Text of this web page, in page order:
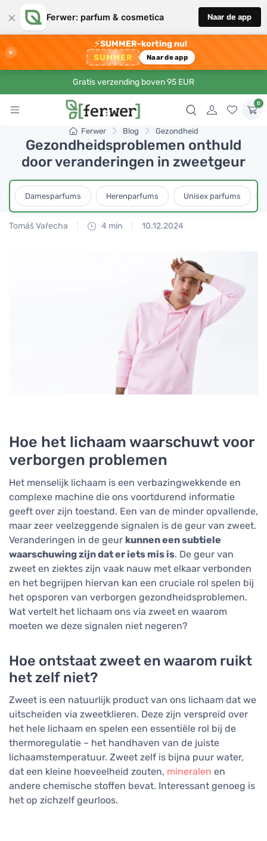
× Ferwer: parfum & cosmetica Naar de app
×
⚡SUMMER-korting nu!
SUMMER Naar de app
Gratis verzending boven 95 EUR
0
Ferwer Blog Gezondheid
Gezondheidsproblemen onthuld
door veranderingen in zweetgeur
Damesparfums Herenparfums Unisex parfums
Tomáš Vařecha 4 min 10.12.2024
Hoe het lichaam waarschuwt voor
verborgen problemen
Het menselijk lichaam is een verbazingwekkende en
complexe machine die ons voortdurend informatie
geeft over zijn toestand. Een van de minder opvallende,
maar zeer veelzeggende signalen is de geur van zweet.
Veranderingen in de geur kunnen een subtiele
waarschuwing zijn dat er iets mis is. De geur van
zweet en ziektes zijn vaak nauw met elkaar verbonden
en het begrijpen hiervan kan een cruciale rol spelen bij
het opsporen van verborgen gezondheidsproblemen.
Wat vertelt het lichaam ons via zweet en waarom
moeten we deze signalen niet negeren?
Hoe ontstaat zweet en waarom ruikt
het zelf niet?
Zweet is een natuurlijk product van ons lichaam dat we
uitscheiden via zweetklieren. Deze zijn verspreid over
het hele lichaam en spelen een essentiële rol bij de
thermoregulatie – het handhaven van de juiste
lichaamstemperatuur. Zweet zelf is bijna puur water,
dat een kleine hoeveelheid zouten, mineralen en
andere chemische stoffen bevat. Interessant genoeg is
het op zichzelf geurloos.